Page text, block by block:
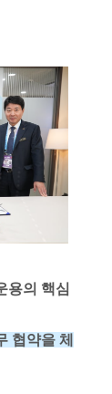
용의 핵심
협약을 체